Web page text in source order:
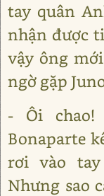
tay quân
nhận được
vậy ông
ngờ gặp
- Ôi chao!
Bonaparte
rơi vào tay
Nhưng sao